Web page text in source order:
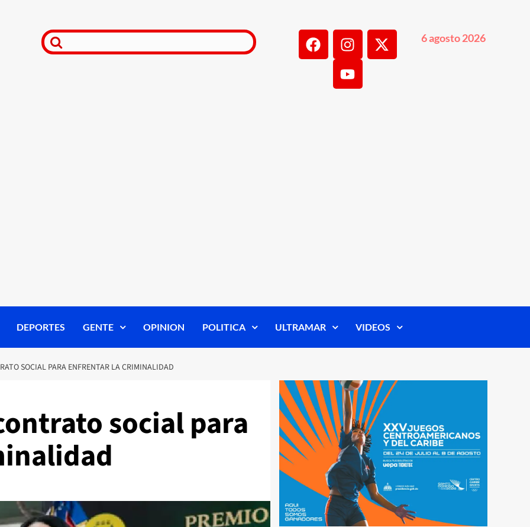
6 agosto 2026
DEPORTES GENTE OPINION POLITICA ULTRAMAR VIDEOS
SOCIAL PARA ENFRENTAR LA CRIMINALIDAD
social para